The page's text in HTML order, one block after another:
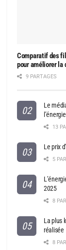
Comparatif des
pour améliorer la
9 PARTAGES
Le
l’énergie
13
Le prix
5
2025
8
La plus
réalisée
8